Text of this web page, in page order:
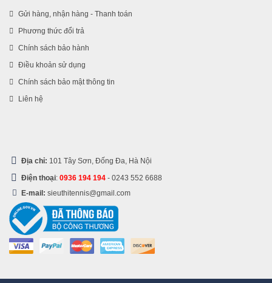
Gửi hàng, nhận hàng - Thanh toán
Phương thức đổi trả
Chính sách bảo hành
Điều khoản sử dụng
Chính sách bảo mật thông tin
Liên hệ
Địa chỉ: 101 Tây Sơn, Đống Đa, Hà Nội
Điện thoại: 0936 194 194 - 0243 552 6688
E-mail: sieuthitennis@gmail.com